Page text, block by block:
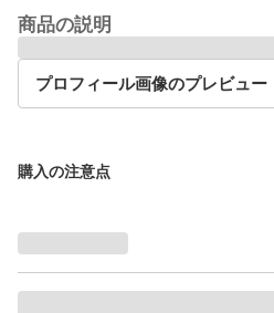
商品の説明
プロフィール画像のプレビュー
購入の注意点